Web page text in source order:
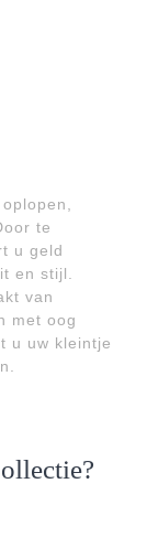
te
u geld
en stijl.
van
met oog
u uw kleintje